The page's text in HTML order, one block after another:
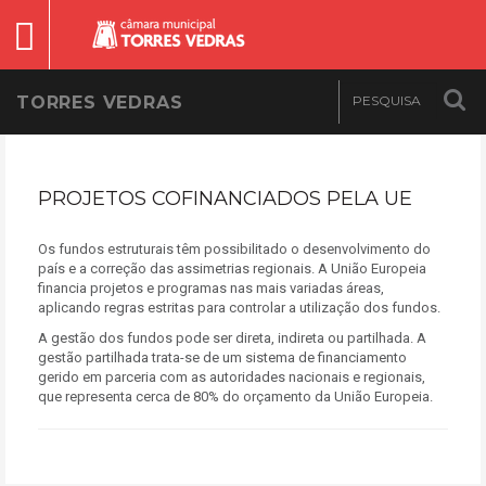
TORRES VEDRAS
PROJETOS COFINANCIADOS PELA UE
Os fundos estruturais têm possibilitado o desenvolvimento do
país e a correção das assimetrias regionais. A União Europeia
financia projetos e programas nas mais variadas áreas,
aplicando regras estritas para controlar a utilização dos fundos.
A gestão dos fundos pode ser direta, indireta ou partilhada. A
gestão partilhada trata-se de um sistema de financiamento
gerido em parceria com as autoridades nacionais e regionais,
que representa cerca de 80% do orçamento da União Europeia.